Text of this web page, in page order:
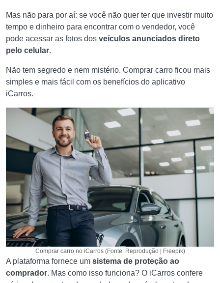
Mas não para por aí: se você não quer ter que investir muito
tempo e dinheiro para encontrar com o vendedor, você
pode acessar as fotos dos veículos anunciados direto
pelo celular.
Não tem segredo e nem mistério. Comprar carro ficou mais
simples e mais fácil com os benefícios do aplicativo
iCarros.
Comprar carro no iCarros (Fonte: Reprodução | Freepik)
A plataforma fornece um sistema de proteção ao
comprador. Mas como isso funciona? O iCarros confere